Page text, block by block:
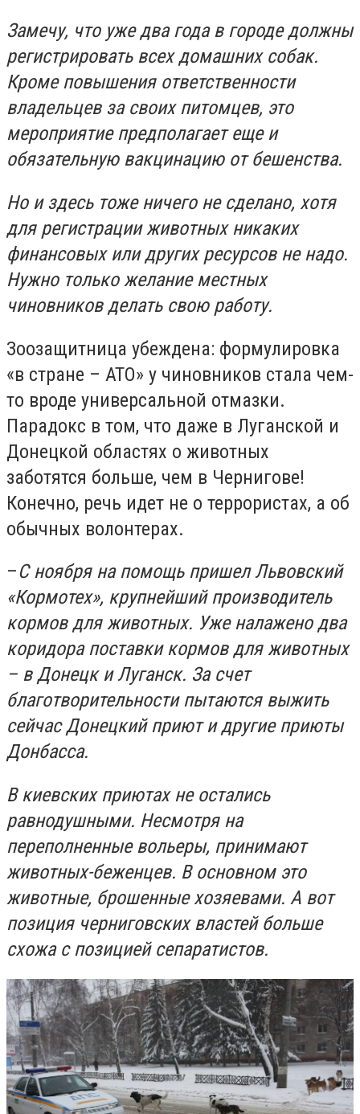
Замечу, что уже два года в городе должны
регистрировать всех домашних собак.
Кроме повышения ответственности
владельцев за своих питомцев, это
мероприятие предполагает еще и
обязательную вакцинацию от бешенства.
Но и здесь тоже ничего не сделано, хотя
для регистрации животных никаких
финансовых или других ресурсов не надо.
Нужно только желание местных
чиновников делать свою работу.
Зоозащитница убеждена: формулировка
«в стране – АТО» у чиновников стала чем-
то вроде универсальной отмазки.
Парадокс в том, что даже в Луганской и
Донецкой областях о животных
заботятся больше, чем в Чернигове!
Конечно, речь идет не о террористах, а об
обычных волонтерах.
–С ноября на помощь пришел Львовский
«Кормотех», крупнейший производитель
кормов для животных. Уже налажено два
коридора поставки кормов для животных
– в Донецк и Луганск. За счет
благотворительности пытаются выжить
сейчас Донецкий приют и другие приюты
Донбасса.
В киевских приютах не остались
равнодушными. Несмотря на
переполненные вольеры, принимают
животных-беженцев. В основном это
животные, брошенные хозяевами. А вот
позиция черниговских властей больше
схожа с позицией сепаратистов.